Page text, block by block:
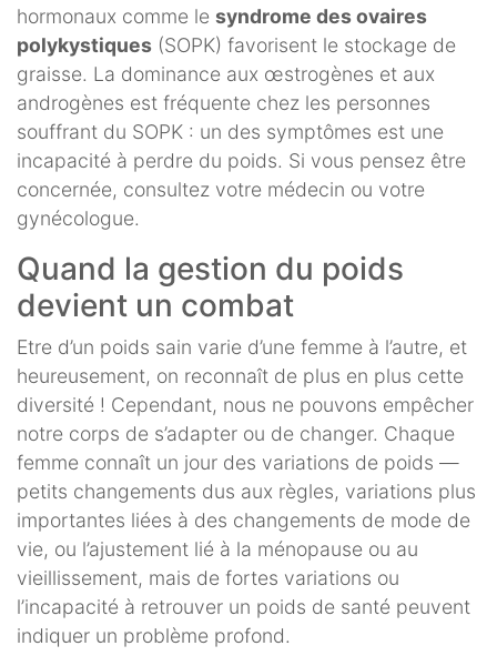
hormonaux comme le syndrome des ovaires
polykystiques (SOPK) favorisent le stockage de
graisse. La dominance aux œstrogènes et aux
androgènes est fréquente chez les personnes
souffrant du SOPK : un des symptômes est une
incapacité à perdre du poids. Si vous pensez être
concernée, consultez votre médecin ou votre
gynécologue.
Quand la gestion du poids
devient un combat
Etre d’un poids sain varie d’une femme à l’autre, et
heureusement, on reconnaît de plus en plus cette
diversité ! Cependant, nous ne pouvons empêcher
notre corps de s’adapter ou de changer. Chaque
femme connaît un jour des variations de poids —
petits changements dus aux règles, variations plus
importantes liées à des changements de mode de
vie, ou l’ajustement lié à la ménopause ou au
vieillissement, mais de fortes variations ou
l’incapacité à retrouver un poids de santé peuvent
indiquer un problème profond.